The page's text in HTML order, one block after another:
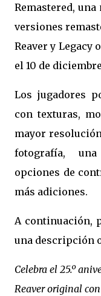
Remastered,
versiones
Reaver y Legacy
el 10 de
Los jugadores
con texturas,
mayor
fotografía,
opciones de
más adiciones.
A continuación,
una descripción
Celebra el 25.º
Reaver original